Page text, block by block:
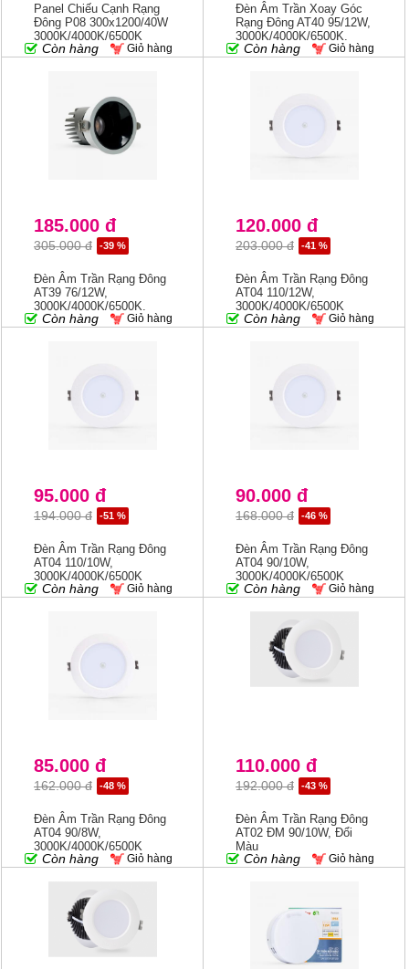
Panel Chiếu Cạnh Rạng
Đông P08 300x1200/40W
3000K/4000K/6500K
Còn hàng Giỏ hàng
Đèn Âm Trần Xoay Góc
Rạng Đông AT40 95/12W,
3000K/4000K/6500K,
Khoét 95mm
Còn hàng Giỏ hàng
185.000 đ
305.000 đ -39 %
Đèn Âm Trần Rạng Đông
AT39 76/12W,
3000K/4000K/6500K,
Khoét 76mm
Còn hàng Giỏ hàng
120.000 đ
203.000 đ -41 %
Đèn Âm Trần Rạng Đông
AT04 110/12W,
3000K/4000K/6500K
Còn hàng Giỏ hàng
95.000 đ
194.000 đ -51 %
Đèn Âm Trần Rạng Đông
AT04 110/10W,
3000K/4000K/6500K
Còn hàng Giỏ hàng
90.000 đ
168.000 đ -46 %
Đèn Âm Trần Rạng Đông
AT04 90/10W,
3000K/4000K/6500K
Còn hàng Giỏ hàng
85.000 đ
162.000 đ -48 %
Đèn Âm Trần Rạng Đông
AT04 90/8W,
3000K/4000K/6500K
Còn hàng Giỏ hàng
110.000 đ
192.000 đ -43 %
Đèn Âm Trần Rạng Đông
AT02 ĐM 90/10W, Đổi
Màu
Còn hàng Giỏ hàng